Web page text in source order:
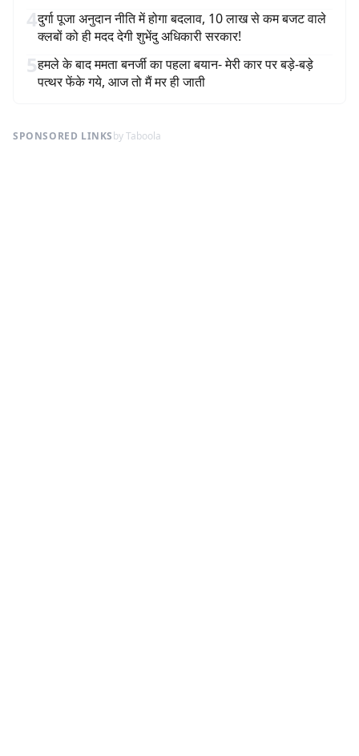
4दुर्गा पूजा अनुदान नीति में होगा बदलाव, 10 लाख से कम बजट वाले
क्लबों को ही मदद देगी शुभेंदु अधिकारी सरकार!
5हमले के बाद ममता बनर्जी का पहला बयान- मेरी कार पर बड़े-बड़े
पत्थर फेंके गये, आज तो मैं मर ही जाती
SPONSORED LINKSby Taboola